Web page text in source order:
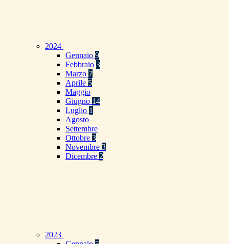
2024
Gennaio 9
Febbraio 3
Marzo 7
Aprile 5
Maggio
Giugno 14
Luglio 1
Agosto
Settembre
Ottobre 3
Novembre 3
Dicembre 2
2023